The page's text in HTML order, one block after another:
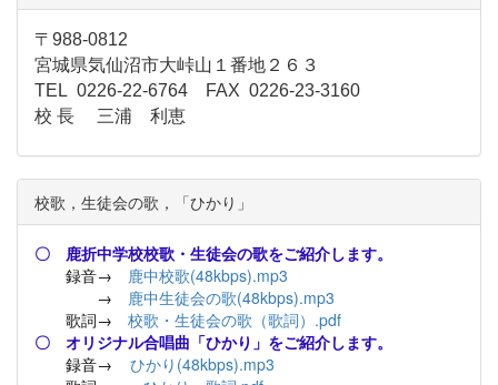
〒988-0812
宮城県気仙沼市大峠山１番地２６３
TEL 0226-22-6764 FAX 0226-23-3160
校 長 三浦 利恵
校歌，生徒会の歌，「ひかり」
〇 鹿折中学校校歌・生徒会の歌をご紹介します。
録音→ 鹿中校歌(48kbps).mp3
→ 鹿中生徒会の歌(48kbps).mp3
歌詞→ 校歌・生徒会の歌（歌詞）.pdf
〇 オリジナル合唱曲「ひかり」をご紹介します。
録音→ ひかり(48kbps).mp3